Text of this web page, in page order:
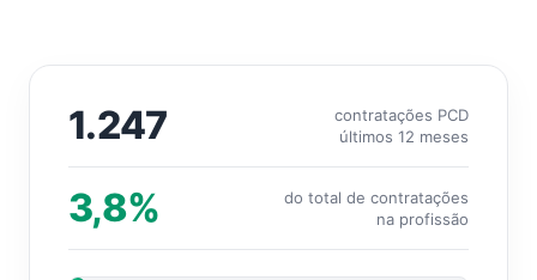
1.247
contratações PCD
últimos 12 meses
3,8%
do total de contratações
na profissão